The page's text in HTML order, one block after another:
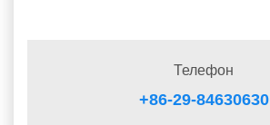
Телефон
+86-29-84630630